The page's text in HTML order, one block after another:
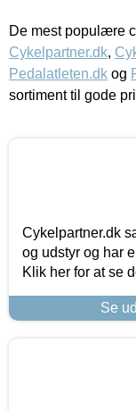
De mest populære
Cykelpartner.dk,
Pedalatleten.dk og
sortiment til gode
Cykelpartner.dk
og udstyr og har
Klik her for at se
Se